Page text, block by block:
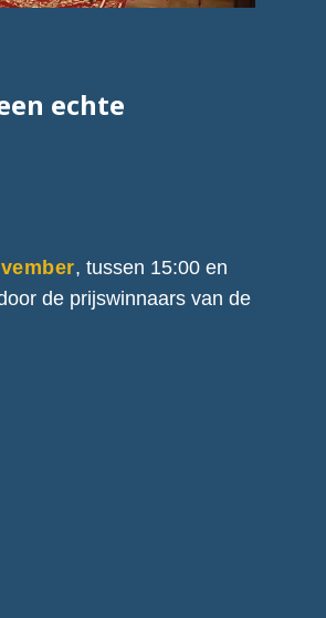
echte
, tussen 15:00 en
de prijswinnaars van de